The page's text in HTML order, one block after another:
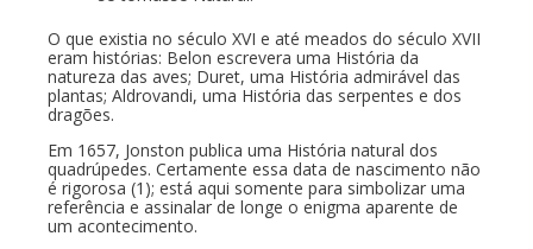
O que existia no século XVI e até meados do século XVII
eram histórias: Belon escrevera uma História da
natureza das aves; Duret, uma História admirável das
plantas; Aldrovandi, uma História das serpentes e dos
dragões.
Em 1657, Jonston publica uma História natural dos
quadrúpedes. Certamente essa data de nascimento não
é rigorosa (1); está aqui somente para simbolizar uma
referência e assinalar de longe o enigma aparente de
um acontecimento.